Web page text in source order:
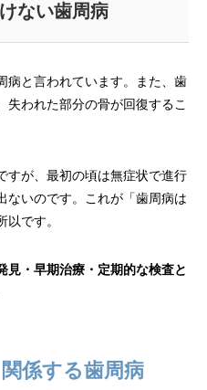
ない歯周病
病と言われています。また、歯
失われた部分の骨が回復するこ
すが、最初の頃は無症状で進行
ないのです。これが「歯周病は
です。
見・早期治療・定期的な検査と
係する歯周病